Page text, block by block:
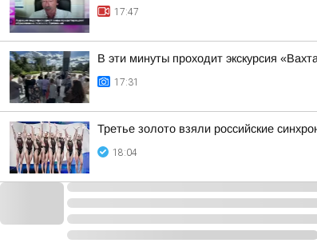
17:47
В эти минуты проходит экскурсия
17:31
Третье золото взяли российские
18:04